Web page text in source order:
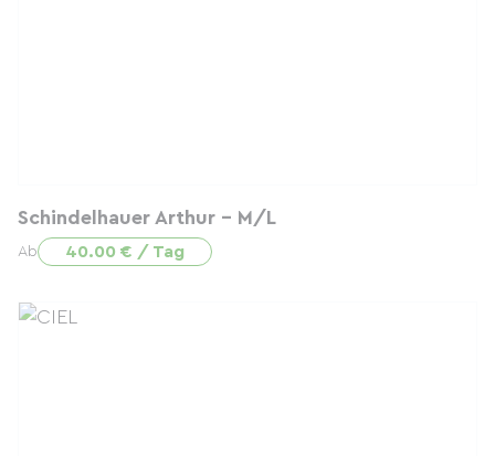
Schindelhauer Arthur - M/L
Ab 40.00 € / Tag